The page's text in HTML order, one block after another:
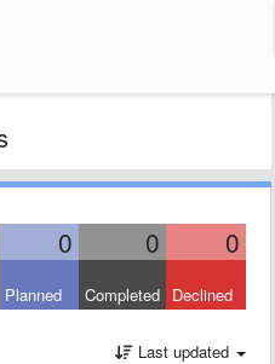
0 0 0
Planned Completed Declined
Last updated